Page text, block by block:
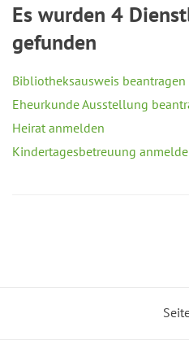
Es wurden 4
gefunden
Bibliotheksausweis beantragen
Eheurkunde Ausstellung
Heirat anmelden
Kindertagesbetreuung